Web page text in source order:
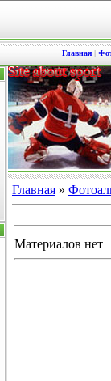
Главная |
Главная »
Материалов нет